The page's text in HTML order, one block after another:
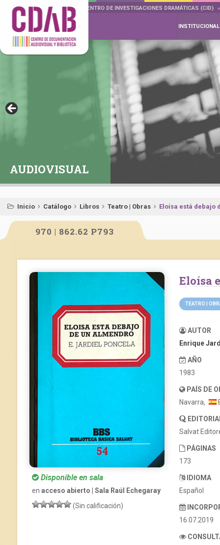
DOCUMENTA DRAMÁTICAS CENTRO DE INVESTIGACIONES DRAMÁTICAS (CID)
INSTITUCIONAL
AUDIOVISUAL
Inicio Catálogo Libros Teatro | Obras Eloísa está debajo
970 | 862.62 P793
Disponible en sala
en acceso abierto | Sala Raúl Echegaray
(Sin calificación)
TEATRO |
AUTOR
Enrique
AÑO
1983
PAÍS DE
Navarra,
Salvat
PÁGINAS
173
IDIOMA
Español
16.07.2019